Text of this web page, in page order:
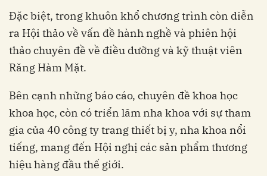
Đặc biệt, trong khuôn khổ chương trình còn diễn
ra Hội thảo về vấn đề hành nghề và phiên hội
thảo chuyên đề về điều dưỡng và kỹ thuật viên
Răng Hàm Mặt.
Bên cạnh những báo cáo, chuyên đề khoa học
khoa học, còn có triển lãm nha khoa với sự tham
gia của 40 công ty trang thiết bị y, nha khoa nổi
tiếng, mang đến Hội nghị các sản phẩm thương
hiệu hàng đầu thế giới.